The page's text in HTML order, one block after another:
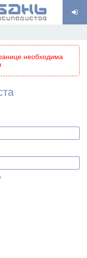
необходима